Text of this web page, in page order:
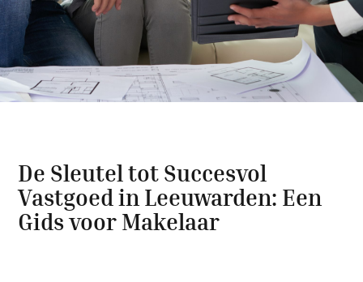
De Sleutel tot Succesvol
Vastgoed in Leeuwarden: Een
Gids voor Makelaar